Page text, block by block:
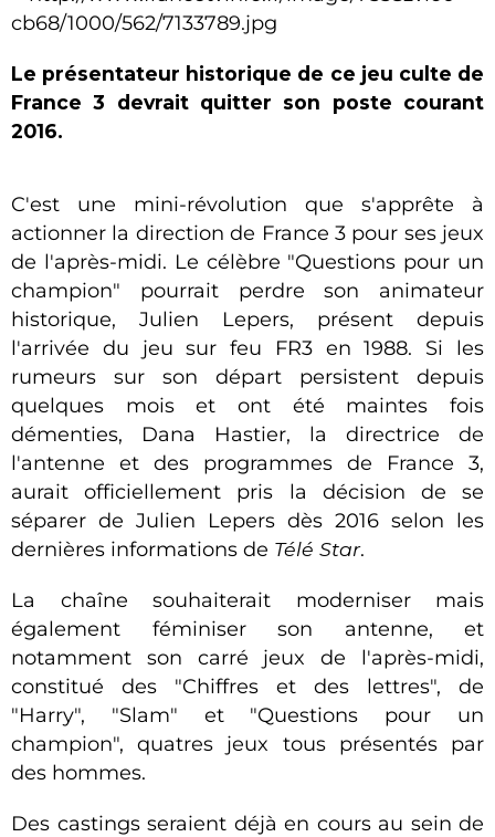
Le présentateur historique de ce jeu culte de
France 3 devrait quitter son poste courant
2016.
C'est une mini-révolution que s'apprête à
actionner la direction de France 3 pour ses jeux
de l'après-midi. Le célèbre "Questions pour un
champion" pourrait perdre son animateur
historique, Julien Lepers, présent depuis
l'arrivée du jeu sur feu FR3 en 1988. Si les
rumeurs sur son départ persistent depuis
quelques mois et ont été maintes fois
démenties, Dana Hastier, la directrice de
l'antenne et des programmes de France 3,
aurait officiellement pris la décision de se
séparer de Julien Lepers dès 2016 selon les
dernières informations de Télé Star.
La chaîne souhaiterait moderniser mais
également féminiser son antenne, et
notamment son carré jeux de l'après-midi,
constitué des "Chiffres et des lettres", de
"Harry", "Slam" et "Questions pour un
champion", quatres jeux tous présentés par
des hommes.
Des castings seraient déjà en cours au sein de